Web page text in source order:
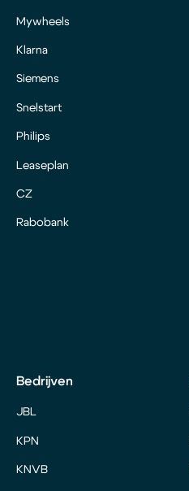
Mywheels
Klarna
Siemens
Snelstart
Philips
Leaseplan
CZ
Rabobank
Bedrijven
JBL
KPN
KNVB